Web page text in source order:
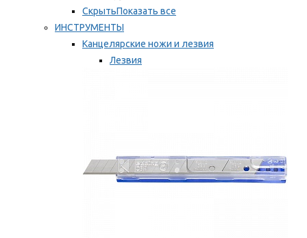
СкрытьПоказать все
ИНСТРУМЕНТЫ
Канцелярские ножи и лезвия
Лезвия